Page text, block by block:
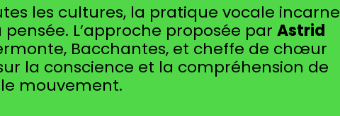
les cultures, la pratique vocale incarne
L’approche proposée par Astrid
Bacchantes, et cheffe de chœur
la conscience et la compréhension de
mouvement.